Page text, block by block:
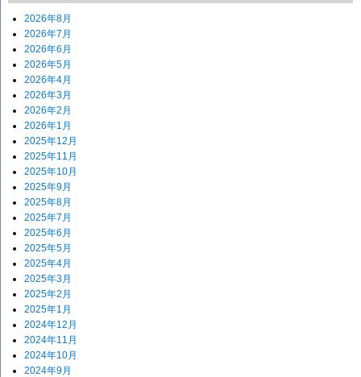
2026年8月
2026年7月
2026年6月
2026年5月
2026年4月
2026年3月
2026年2月
2026年1月
2025年12月
2025年11月
2025年10月
2025年9月
2025年8月
2025年7月
2025年6月
2025年5月
2025年4月
2025年3月
2025年2月
2025年1月
2024年12月
2024年11月
2024年10月
2024年9月